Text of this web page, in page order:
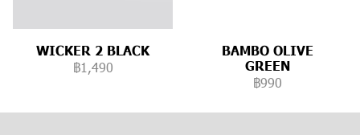
WICKER 2 BLACK
฿1,490
BAMBO OLIVE
GREEN
฿990